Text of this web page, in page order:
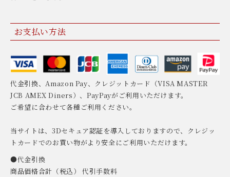
お支払い方法
代金引換、Amazon Pay、クレジットカード（VISA MASTER
JCB AMEX Diners）、PayPayがご利用いただけます。
ご希望に合わせて各種ご利用ください。
当サイトは、3Dセキュア認証を導入しておりますので、クレジッ
トカードでのお買い物がより安全にご利用いただけます。
●代金引換
商品価格合計（税込） 代引手数料